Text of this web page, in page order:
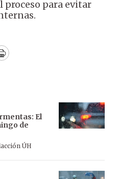
proceso para evitar
Print
El
de
ÚH